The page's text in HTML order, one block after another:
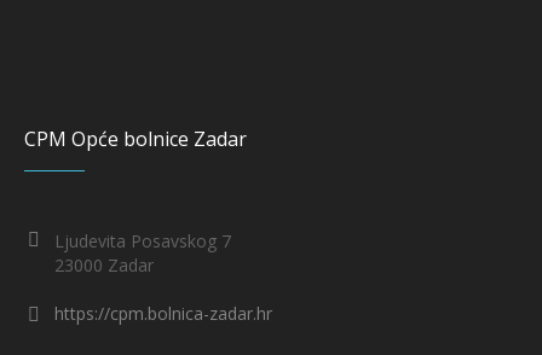
CPM Opće bolnice Zadar
Ljudevita Posavskog 7
23000 Zadar
https://cpm.bolnica-zadar.hr